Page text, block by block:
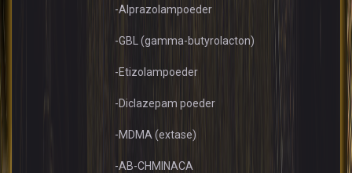
-Alprazolampoeder
-GBL (gamma-butyrolacton)
-Etizolampoeder
-Diclazepam poeder
-MDMA (extase)
-AB-CHMINACA